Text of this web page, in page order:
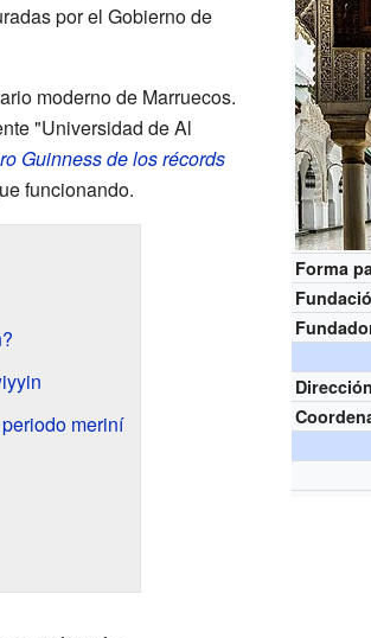
Forma
Dirección
por el Gobierno de
moderno de Marruecos.
"Universidad de Al
Guinness de los récords
funcionando.
meriní